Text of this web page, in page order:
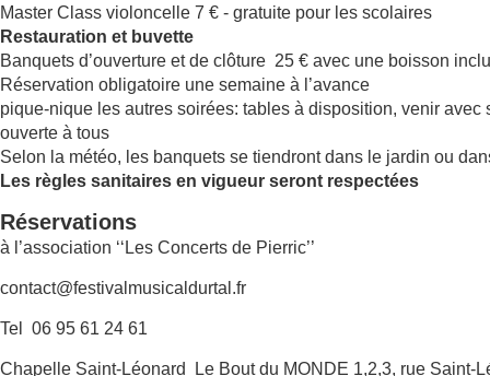
Master Class violoncelle 7 € - gratuite pour les scolaires
Restauration et buvette
Banquets d’ouverture et de clôture 25 € avec une boisson
Réservation obligatoire une semaine à l’avance
pique-nique les autres soirées: tables à disposition, venir
ouverte à tous
Selon la météo, les banquets se tiendront dans le jardin ou
Les règles sanitaires en vigueur seront respectées
Réservations
à l’association ‘‘Les Concerts de Pierric’’
contact@festivalmusicaldurtal.fr
Tel 06 95 61 24 61
Chapelle Saint-Léonard Le Bout du MONDE 1,2,3, rue Saint-